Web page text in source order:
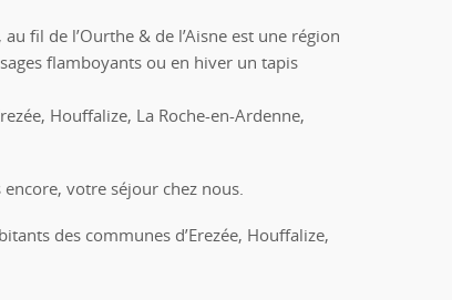
fil de l’Ourthe & de l’Aisne est une région
flamboyants ou en hiver un tapis
Houffalize, La Roche-en-Ardenne,
votre séjour chez nous.
des communes d’Erezée, Houffalize,